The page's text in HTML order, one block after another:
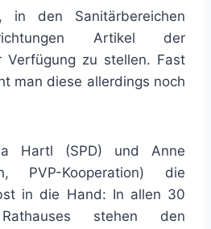
in den Sanitärbereichen
Artikel der
Verfügung zu stellen. Fast
man diese allerdings noch
Hartl (SPD) und Anne
PVP-Kooperation) die
in die Hand: In allen 30
stehen den